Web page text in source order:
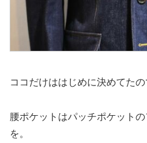
ココだけははじめに決めてたの
腰ポケットはパッチポケット
を。